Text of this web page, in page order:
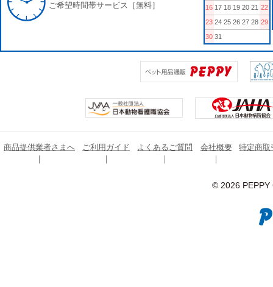
ご希望時間帯サービス［無料］
16 17 18 19 20 21 22
23 24 25 26 27 28 29
30 31
商品提供業者さまへ ご利用ガイド よくあるご質問 会社概要 特定商取
© 2026 PEPPY